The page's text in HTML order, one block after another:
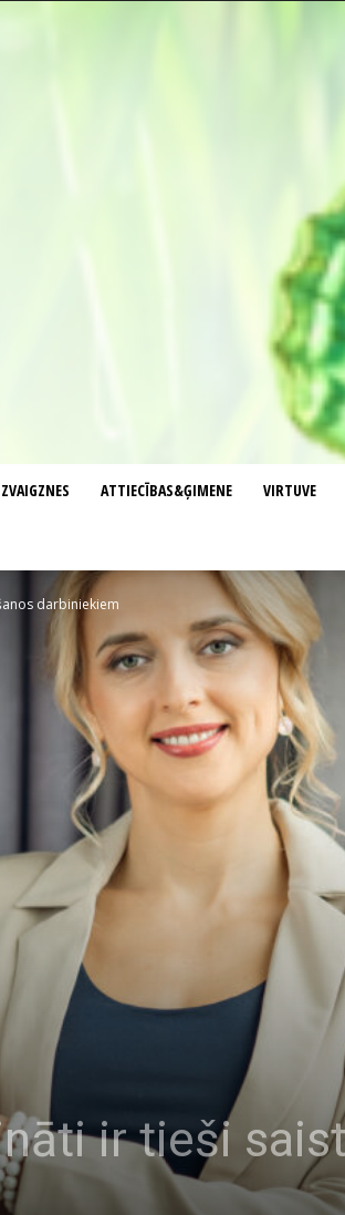
ZVAIGZNES ATTIECĪBAS&ĢIMENE VIRTUVE
darbiniekiem
ir tieši